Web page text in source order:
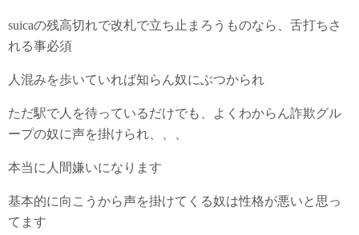
suicaの残高切れで改札で立ち止まろうものなら、舌打ちさ
れる事必須
人混みを歩いていれば知らん奴にぶつかられ
ただ駅で人を待っているだけでも、よくわからん詐欺グル
ープの奴に声を掛けられ、、、
本当に人間嫌いになります
基本的に向こうから声を掛けてくる奴は性格が悪いと思っ
てます